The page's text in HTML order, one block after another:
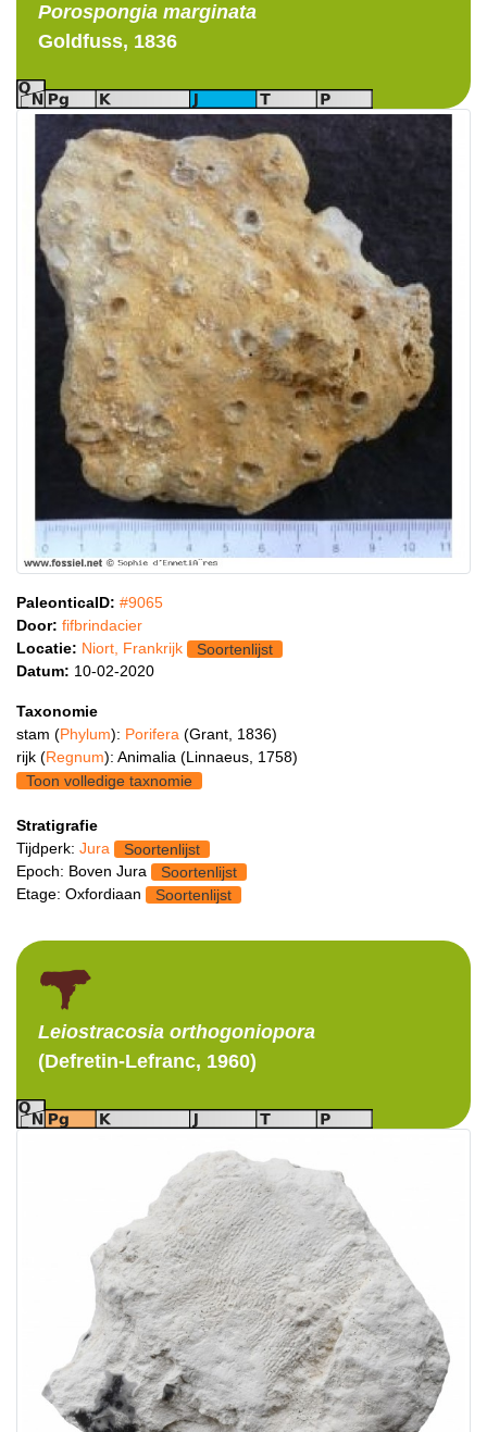
Porospongia marginata
Goldfuss, 1836
PaleonticaID: #9065
Door: fifbrindacier
Locatie: Niort, Frankrijk
Soortenlijst
Datum: 10-02-2020
Taxonomie
stam (Phylum): Porifera (Grant, 1836)
rijk (Regnum): Animalia (Linnaeus, 1758)
Toon volledige taxnomie
Stratigrafie
Tijdperk: Jura
Soortenlijst
Epoch: Boven Jura
Soortenlijst
Etage: Oxfordiaan
Soortenlijst
Leiostracosia orthogoniopora
(Defretin-Lefranc, 1960)